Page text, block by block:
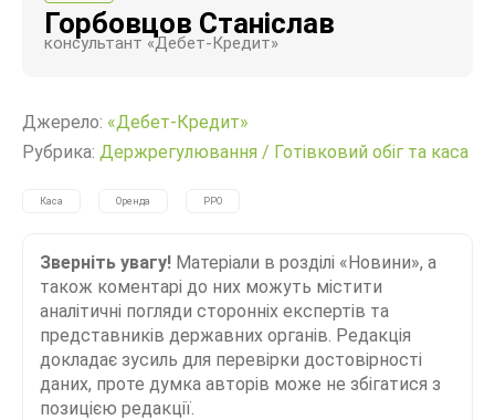
Горбовцов Станіслав
консультант «Дебет-Кредит»
Джерело: «Дебет-Кредит»
Рубрика: Держрегулювання / Готівковий обіг та каса
Каса Оренда РРО
Зверніть увагу! Матеріали в розділі «Новини», а
також коментарі до них можуть містити
аналітичні погляди сторонніх експертів та
представників державних органів. Редакція
докладає зусиль для перевірки достовірності
даних, проте думка авторів може не збігатися з
позицією редакції.